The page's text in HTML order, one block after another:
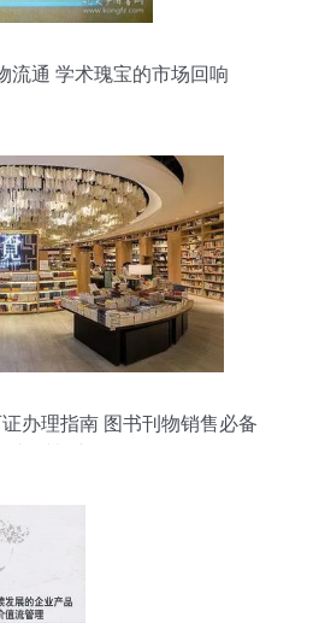
流通 学术瑰宝的市场回响
办理指南 图书刊物销售必备